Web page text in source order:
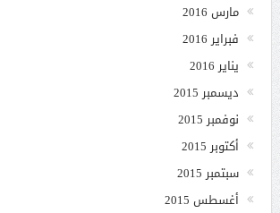
مارس 2016
فبراير 2016
يناير 2016
ديسمبر 2015
نوفمبر 2015
أكتوبر 2015
سبتمبر 2015
أغسطس 2015